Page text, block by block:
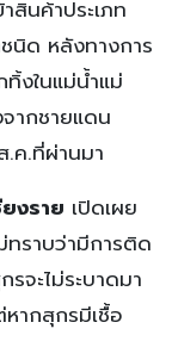
สินค้าประเภท
นิด หลังทางการ
งในแม่น้ำแม่
ากชายแดน
.ค.ที่ผ่านมา
งราย เปิดเผย
ทราบว่ามีการติด
จะไม่ระบาดมา
ากสุกรมีเชื้อ